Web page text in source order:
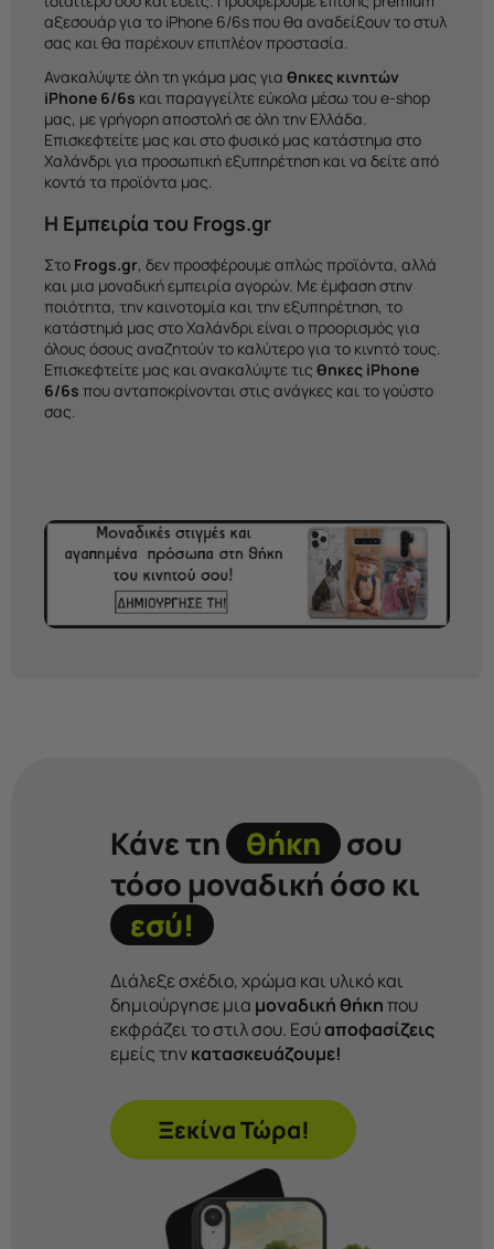
αξεσουάρ για το iPhone 6/6s που θα αναδείξουν το στυλ
σας και θα παρέχουν επιπλέον προστασία.
Ανακαλύψτε όλη τη γκάμα μας για θηκες κινητών
iPhone 6/6s και παραγγείλτε εύκολα μέσω του e-shop
μας, με γρήγορη αποστολή σε όλη την Ελλάδα.
Επισκεφτείτε μας και στο φυσικό μας κατάστημα στο
Χαλάνδρι για προσωπική εξυπηρέτηση και να δείτε από
κοντά τα προϊόντα μας.
Η Εμπειρία του Frogs.gr
Στο Frogs.gr, δεν προσφέρουμε απλώς προϊόντα, αλλά
και μια μοναδική εμπειρία αγορών. Με έμφαση στην
ποιότητα, την καινοτομία και την εξυπηρέτηση, το
κατάστημά μας στο Χαλάνδρι είναι ο προορισμός για
όλους όσους αναζητούν το καλύτερο για το κινητό τους.
Επισκεφτείτε μας και ανακαλύψτε τις θηκες iPhone
6/6s που ανταποκρίνονται στις ανάγκες και το γούστο
σας.
Κάνε τη θήκη
σου
τόσο μοναδική όσο κι
εσύ!
Διάλεξε σχέδιο, χρώμα και υλικό και
δημιούργησε μια μοναδική θήκηπου
εκφράζει το στιλ σου. Εσύαποφασίζεις
εμείς τηνκατασκευάζουμε!
Ξεκίνα Τώρα!